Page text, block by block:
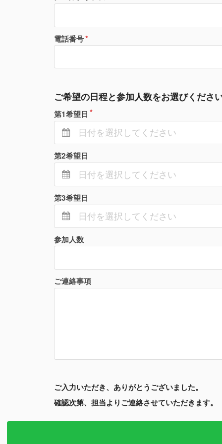
電話番号
ご希望の日程と参加人数をお選びくださ
第1希望日
第2希望日
第3希望日
参加人数
ご連絡事項
ご入力いただき、ありがとうございました。
確認次第、担当よりご連絡させていただきます。